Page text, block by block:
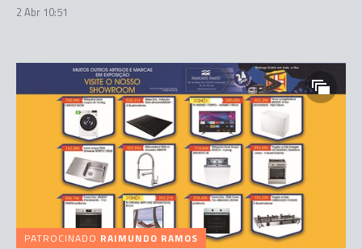
2 Abr 10:51
PATROCINADO RAIMUNDO RAMOS